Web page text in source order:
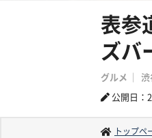
表参
ズバ
グルメ 渋
公開日：
トップペ